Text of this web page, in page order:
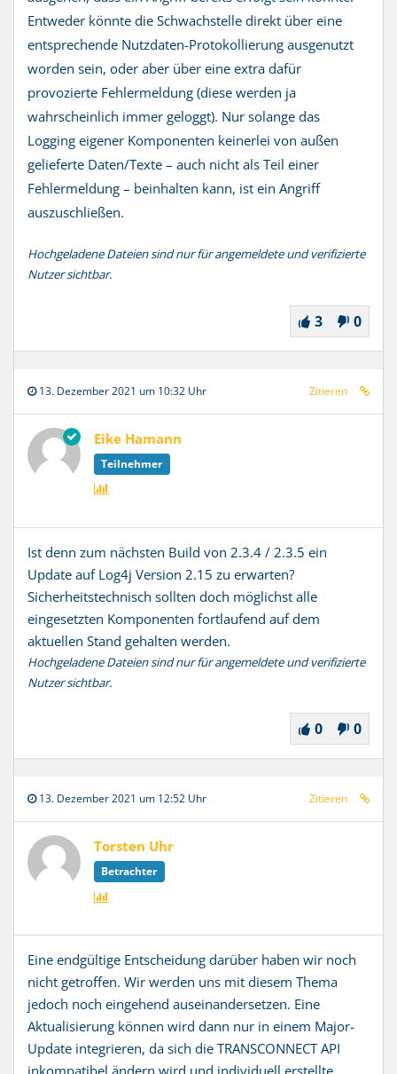
Entweder könnte die Schwachstelle direkt über eine
entsprechende Nutzdaten-Protokollierung ausgenutzt
worden sein, oder aber über eine extra dafür
provozierte Fehlermeldung (diese werden ja
wahrscheinlich immer geloggt). Nur solange das
Logging eigener Komponenten keinerlei von außen
gelieferte Daten/Texte – auch nicht als Teil einer
Fehlermeldung – beinhalten kann, ist ein Angriff
auszuschließen.
Hochgeladene Dateien sind nur für angemeldete und verifizierte
Nutzer sichtbar.
3 0
13. Dezember 2021 um 10:32 Uhr Zitieren
Eike Hamann
Teilnehmer
Ist denn zum nächsten Build von 2.3.4 / 2.3.5 ein
Update auf Log4j Version 2.15 zu erwarten?
Sicherheitstechnisch sollten doch möglichst alle
eingesetzten Komponenten fortlaufend auf dem
aktuellen Stand gehalten werden.
Hochgeladene Dateien sind nur für angemeldete und verifizierte
Nutzer sichtbar.
0 0
13. Dezember 2021 um 12:52 Uhr Zitieren
Torsten Uhr
Betrachter
Eine endgültige Entscheidung darüber haben wir noch
nicht getroffen. Wir werden uns mit diesem Thema
jedoch noch eingehend auseinandersetzen. Eine
Aktualisierung können wird dann nur in einem Major-
Update integrieren, da sich die TRANSCONNECT API